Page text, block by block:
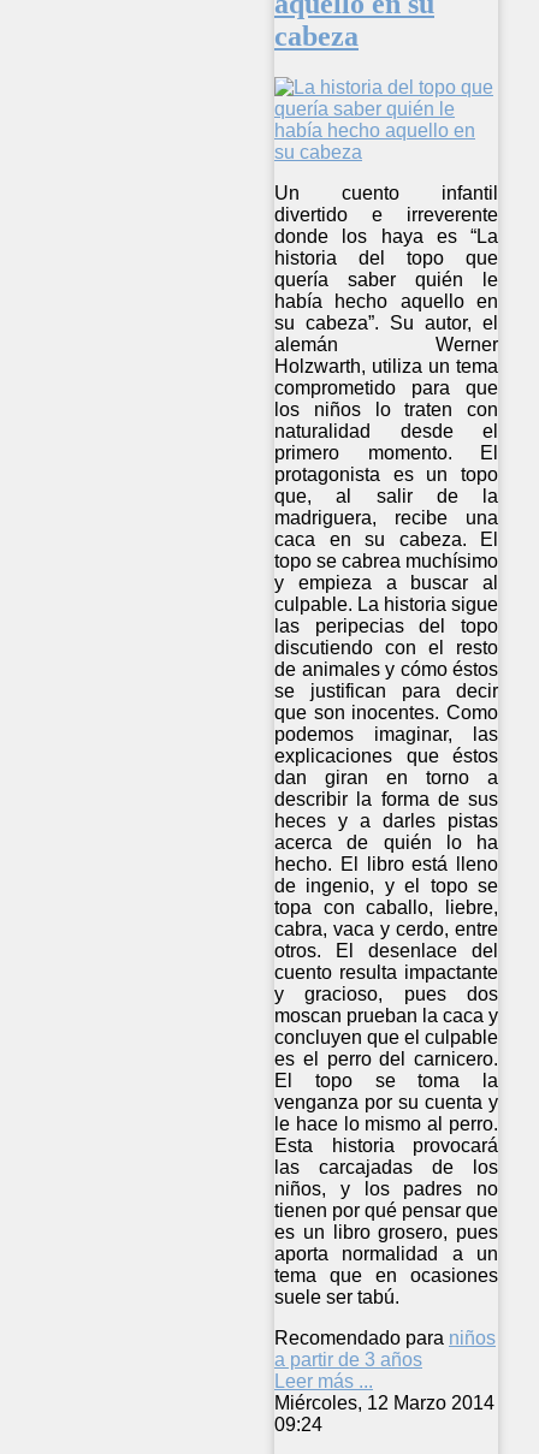
cabeza
Un cuento infantil
divertido e irreverente
donde los haya es “La
historia del topo que
quería saber quién le
había hecho aquello en
su cabeza”. Su autor, el
alemán Werner
Holzwarth, utiliza un tema
comprometido para que
los niños lo traten con
naturalidad desde el
primero momento. El
protagonista es un topo
que, al salir de la
madriguera, recibe una
caca en su cabeza. El
topo se cabrea muchísimo
y empieza a buscar al
culpable. La historia sigue
las peripecias del topo
discutiendo con el resto
de animales y cómo éstos
se justifican para decir
que son inocentes. Como
podemos imaginar, las
explicaciones que éstos
dan giran en torno a
describir la forma de sus
heces y a darles pistas
acerca de quién lo ha
hecho. El libro está lleno
de ingenio, y el topo se
topa con caballo, liebre,
cabra, vaca y cerdo, entre
otros. El desenlace del
cuento resulta impactante
y gracioso, pues dos
moscan prueban la caca y
concluyen que el culpable
es el perro del carnicero.
El topo se toma la
venganza por su cuenta y
le hace lo mismo al perro.
Esta historia provocará
las carcajadas de los
niños, y los padres no
tienen por qué pensar que
es un libro grosero, pues
aporta normalidad a un
tema que en ocasiones
suele ser tabú.
Recomendado para niños
a partir de 3 años
Leer más ...
Miércoles, 12 Marzo 2014
09:24